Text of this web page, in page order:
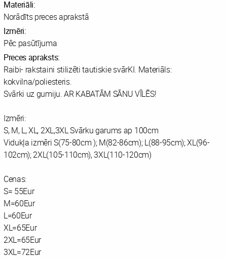
Materiāli:
Norādīts preces aprakstā
Izmēri:
Pēc pasūtījuma
Preces apraksts:
Raibi- rakstaini stilizēti tautiskie svārKI. Materiāls:
kokvilna/poliesteris.
Svārki uz gumiju. AR KABATĀM SĀNU VĪLĒS!
Izmēri:
S, M, L, XL, 2XL,3XL Svārku garums ap 100cm
Vidukļa izmēri S(75-80cm ); M(82-86cm); L(88-95cm); XL(96-
102cm); 2XL(105-110cm), 3XL(110-120cm)
Cenas:
S= 55Eur
M=60Eur
L=60Eur
XL=65Eur
2XL=65Eur
3XL=72Eur